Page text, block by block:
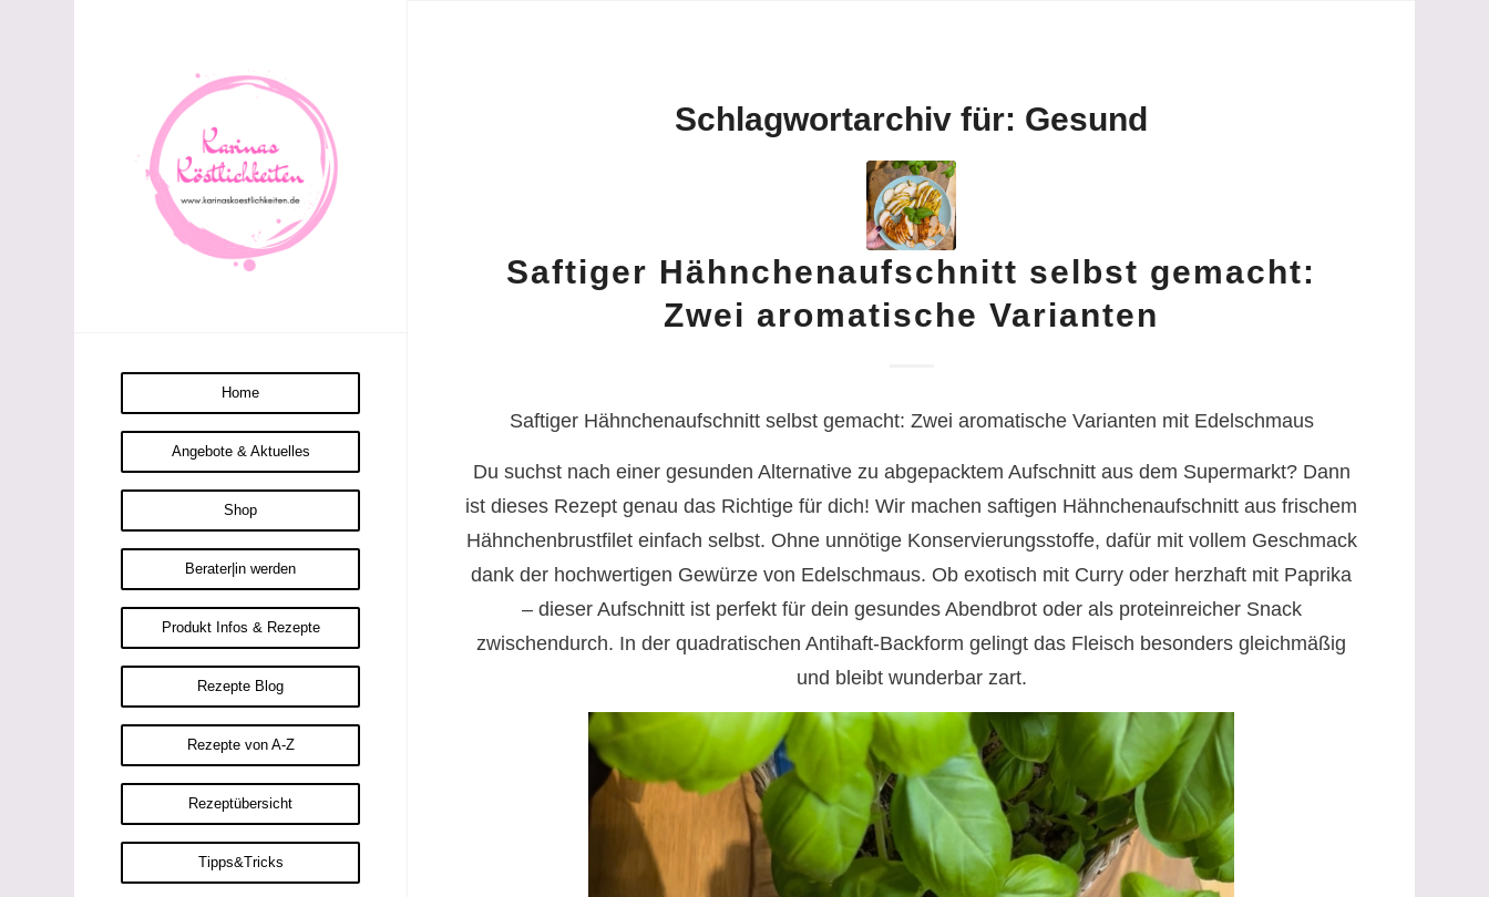
Home
Angebote & Aktuelles
Shop
Berater|in werden
Produkt Infos & Rezepte
Rezepte Blog
Rezepte von A-Z
Rezeptübersicht
Tipps&Tricks
Schlagwortarchiv für: Gesund
Saftiger Hähnchenaufschnitt selbst gemacht:
Zwei aromatische Varianten
Saftiger Hähnchenaufschnitt selbst gemacht: Zwei aromatische Varianten mit Edelschmaus
Du suchst nach einer gesunden Alternative zu abgepacktem Aufschnitt aus dem Supermarkt? Dann
ist dieses Rezept genau das Richtige für dich! Wir machen saftigen Hähnchenaufschnitt aus frischem
Hähnchenbrustfilet einfach selbst. Ohne unnötige Konservierungsstoffe, dafür mit vollem Geschmack
dank der hochwertigen Gewürze von Edelschmaus. Ob exotisch mit Curry oder herzhaft mit Paprika
– dieser Aufschnitt ist perfekt für dein gesundes Abendbrot oder als proteinreicher Snack
zwischendurch. In der quadratischen Antihaft-Backform gelingt das Fleisch besonders gleichmäßig
und bleibt wunderbar zart.